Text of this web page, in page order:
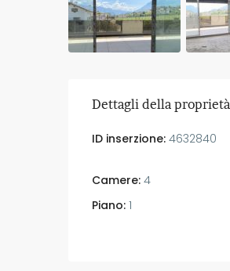
Dettagli della proprietà
ID inserzione: 4632840
Camere: 4
Piano: 1